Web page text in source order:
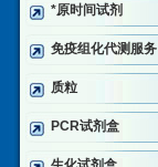
*原时间试剂
免疫组化代测服务
质粒
PCR试剂盒